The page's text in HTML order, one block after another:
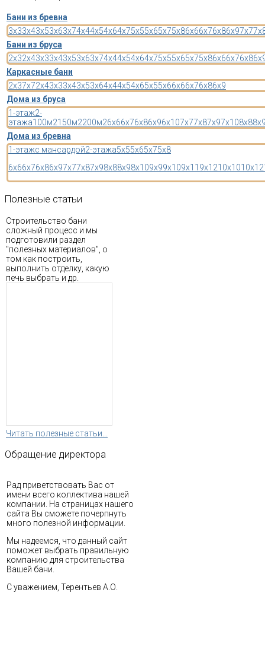
Бани из бревна
3x33x43x53x63x74x44x54x64x75x55x65x75x86x66x76x86x97x7
Бани из бруса
2x32x43x33x43x53x63x74x44x54x64x75x55x65x75x86x66x76x8
Каркасные бани
2x37x72x43x33x43x53x64x44x54x65x55x66x66x76x86x9
Дома из бруса
1-этаж2-
этажа100м2150м2200м26x66x76x86x96x107x77x87x97x108x8
Дома из бревна
1-этажс мансардой2-этажа5x55x65x75x8
6x66x76x86x97x77x87x98x88x98x109x99x109x11 9x1210x1010x12
Полезные статьи
Строительство бани
сложный процесс и мы
подготовили раздел
"полезных материалов", о
том как построить,
выполнить отделку, какую
печь выбрать и др.
Читать полезные статьи...
Обращение директора
Рад приветствовать Вас от
имени всего коллектива нашей
компании. На страницах нашего
сайта Вы сможете почерпнуть
много полезной информации.
Мы надеемся, что данный сайт
поможет выбрать правильную
компанию для строительства
Вашей бани.
С уважением, Терентьев А.О.